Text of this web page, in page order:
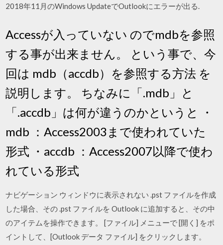
2018年11月のWindows UpdateでOutlookにエラーが出る.
Accessが入っていない のでmdbを参照
する事が出来ません。 という事で、今
回は mdb（accdb）を参照する方法 を
説明します。 ちなみに「.mdb」と
「.accdb」は何が違うのかというと ・
mdb ：Access2003まで使われていた
形式 ・accdb ：Access2007以降で使わ
れている形式
ナビゲーション ウィンドウに表示されない .pst ファイルを作成
した場合、その .pst ファイルを Outlook に追加すると、その中
のアイテムを操作できます。 [ファイル] メニューで [開く] をポ
イントして、[Outlook データ ファイル] をクリックします。